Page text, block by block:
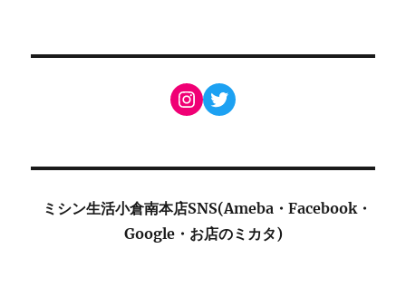
Instagram
Twitter
ミシン生活小倉南本店SNS(Ameba・Facebook・
Google・お店のミカタ)